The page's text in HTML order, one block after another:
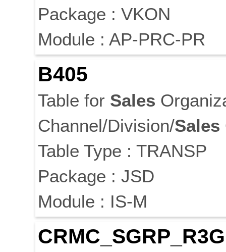
Package : VKON
Module : AP-PRC-PR
B405
Table for Sales
Channel/Division/Sales
Table Type : TRANSP
Package : JSD
Module : IS-M